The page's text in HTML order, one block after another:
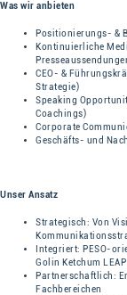
Was wir anbieten
Positionierungs- &
Kontinuierliche
CEO- &
Strategie)
Speaking
Coachings)
Corporate
Geschäfts- und
Unser Ansatz
Strategisch: Von
Integriert: PESO-
Golin Ketchum LEAP
Partnerschaftlich:
Fachbereichen